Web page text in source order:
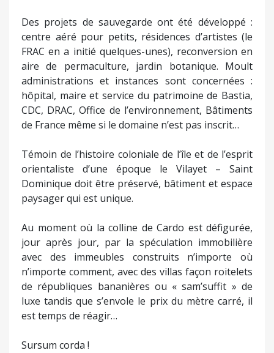
Des projets de sauvegarde ont été développé :
centre aéré pour petits, résidences d’artistes (le
FRAC en a initié quelques-unes), reconversion en
aire de permaculture, jardin botanique. Moult
administrations et instances sont concernées :
hôpital, maire et service du patrimoine de Bastia,
CDC, DRAC, Office de l’environnement, Bâtiments
de France même si le domaine n’est pas inscrit…
Témoin de l’histoire coloniale de l’île et de l’esprit
orientaliste d’une époque le Vilayet – Saint
Dominique doit être préservé, bâtiment et espace
paysager qui est unique.
Au moment où la colline de Cardo est défigurée,
jour après jour, par la spéculation immobilière
avec des immeubles construits n’importe où
n’importe comment, avec des villas façon roitelets
de républiques bananières ou « sam’suffit » de
luxe tandis que s’envole le prix du mètre carré, il
est temps de réagir…
Sursum corda !